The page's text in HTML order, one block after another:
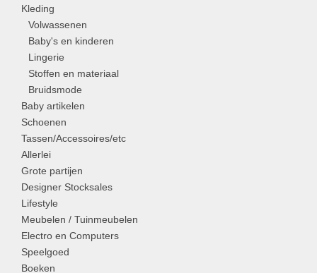
Kleding
Volwassenen
Baby's en kinderen
Lingerie
Stoffen en materiaal
Bruidsmode
Baby artikelen
Schoenen
Tassen/Accessoires/etc
Allerlei
Grote partijen
Designer Stocksales
Lifestyle
Meubelen / Tuinmeubelen
Electro en Computers
Speelgoed
Boeken